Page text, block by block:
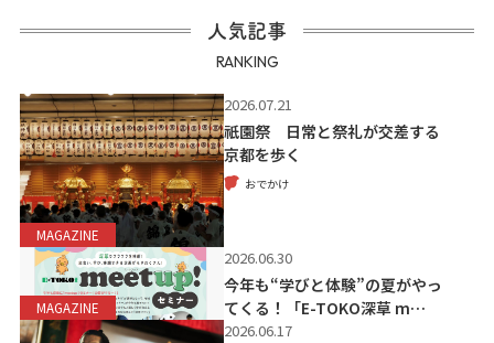
人気記事
RANKING
MAGAZINE
2026.07.21
祇園祭 日常と祭礼が交差する
京都を歩く
おでかけ
MAGAZINE
2026.06.30
今年も“学びと体験”の夏がやっ
てくる！「E-TOKO深草 m…
2026.06.17